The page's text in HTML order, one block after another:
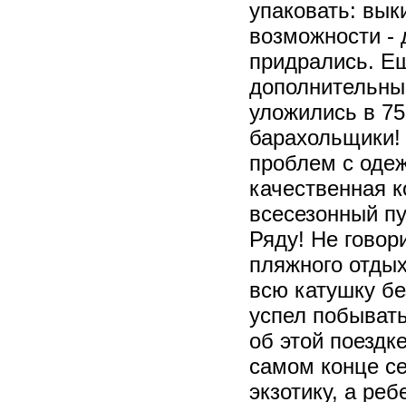
упаковать:
возможности -
придрались.
уложились в
проблем с
качественная
всесезонный
Ряду! Не
пляжного
всю катушку
успел
об этой
самом конце
экзотику, а